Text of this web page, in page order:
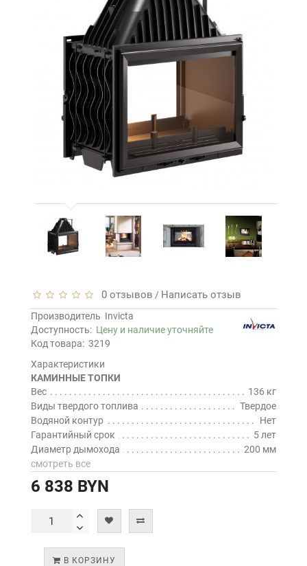
0 отзывов / Написать отзыв
Производитель Invicta
Доступность: Цену и наличие уточняйте
Код товара: 3219
Характеристики
КАМИННЫЕ ТОПКИ
Вес
136 кг
Виды твердого топлива
Твердое
Водяной контур
Нет
Гарантийный срок
5 лет
Диаметр дымохода
200 мм
смотреть все
6 838 BYN
В КОРЗИНУ